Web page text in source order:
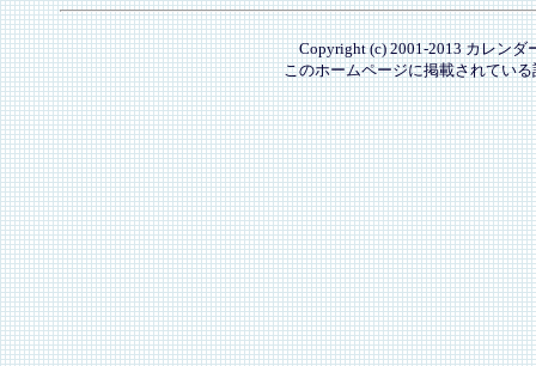
Copyright (c) 2001-2013 カレンダ
このホームページに掲載されてい